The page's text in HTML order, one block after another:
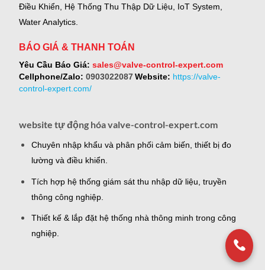
Điều Khiển, Hệ Thống Thu Thập Dữ Liệu, IoT System,
Water Analytics.
BÁO GIÁ & THANH TOÁN
Yêu Cầu Báo Giá: sales@valve-control-expert.com
Cellphone/Zalo: 0903022087 Website: https://valve-
control-expert.com/
website tự động hóa valve-control-expert.com
Chuyên nhập khẩu và phân phối cảm biến, thiết bị đo
lường và điều khiển.
Tích hợp hệ thống giám sát thu nhập dữ liệu, truyền
thông công nghiệp.
Thiết kế & lắp đặt hệ thống nhà thông minh trong công
nghiệp.